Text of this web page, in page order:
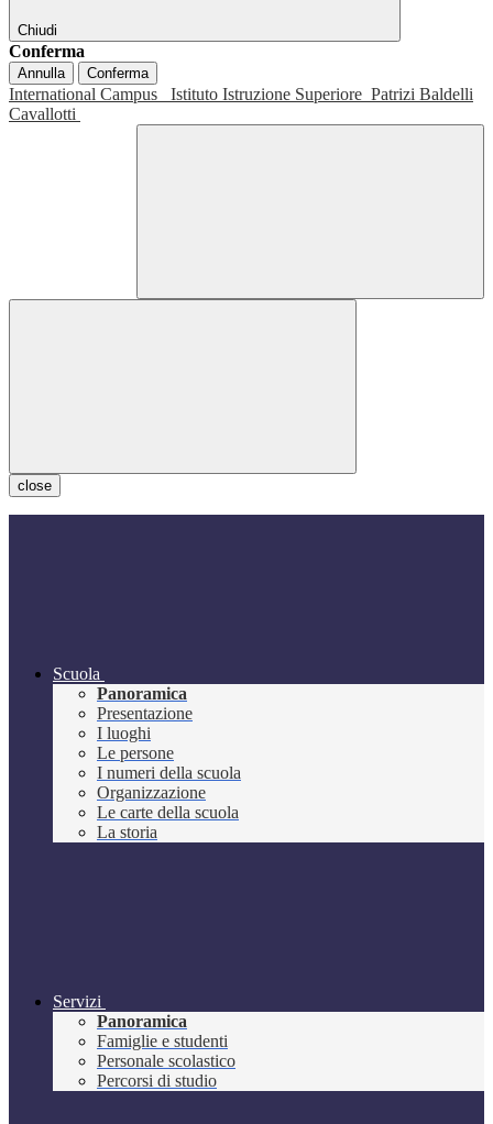
Chiudi
Conferma
Annulla Conferma
International Campus Istituto Istruzione Superiore Patrizi Baldelli
Cavallotti
close
Scuola
Panoramica
Presentazione
I luoghi
Le persone
I numeri della scuola
Organizzazione
Le carte della scuola
La storia
Servizi
Panoramica
Famiglie e studenti
Personale scolastico
Percorsi di studio